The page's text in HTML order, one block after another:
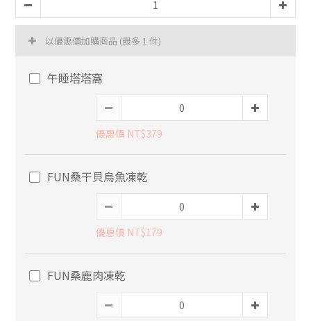
以優惠價加購商品 (最多 1 件)
午睡塔塔窩
優惠價 NT$379
FUN桑干貝烏魚凍乾
優惠價 NT$179
FUN桑鹿肉凍乾